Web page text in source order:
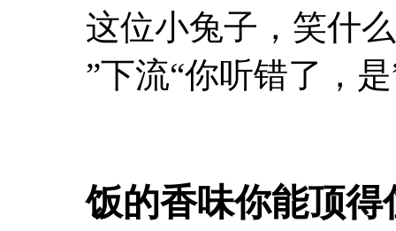
这位小兔子，笑什
”下流“你听错了，
饭的香味你能顶